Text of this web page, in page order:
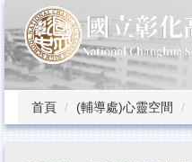
到
主
要
內
區
首頁 (輔導處)心靈空間